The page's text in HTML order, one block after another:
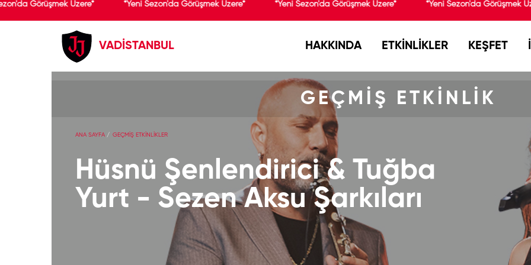
Görüşmek Üzere* *Yeni Sezon'da Görüşmek Üzere* *Yeni Sezon'da Görüşmek Üzere* *Yeni Sezon'da Görüşmek
VADİSTANBUL HAKKINDA ETKİNLİKLER KEŞFET
GEÇMİŞ ETKİNLİK
ANA SAYFA GEÇMİŞ ETKİNLİKLER
Hüsnü Şenlendirici & Tuğba
Yurt - Sezen Aksu Şarkıları